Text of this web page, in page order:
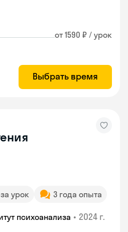
от 1590 ₽ / урок
Выбрать время
урок 3 года опыта
психоанализа • 2024 г.